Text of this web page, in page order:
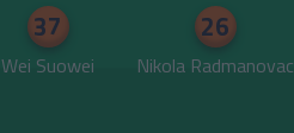
37
Wei Suowei
26
Nikola Radmanovac